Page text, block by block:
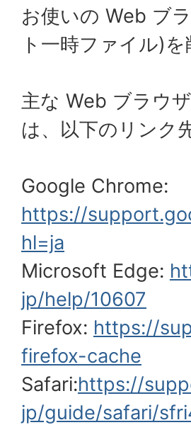
お使いの Web ブ
ト一時ファイル)
主な Web ブラウ
は、以下のリンク
Google Chrome:
https://
hl=ja
Microsoft Edge:
jp/help/10607
Firefox: https://
firefox-cache
Safari:https://
jp/guide/safari/